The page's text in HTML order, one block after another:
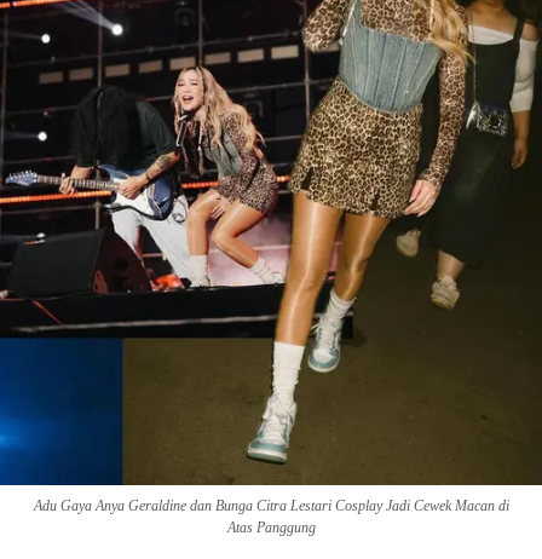
Adu Gaya Anya Geraldine dan Bunga Citra Lestari Cosplay Jadi Cewek Macan di
Atas Panggung